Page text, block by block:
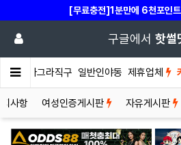
[무료충전]1분만에 6천포인
구글에서 핫썰
비아그라직구 일반인야동 제휴업체
사항 여성인증게시판 자유게시판